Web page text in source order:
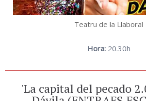
Teatru de la Llaboral
Hora:20.30h
'La capital del pecado